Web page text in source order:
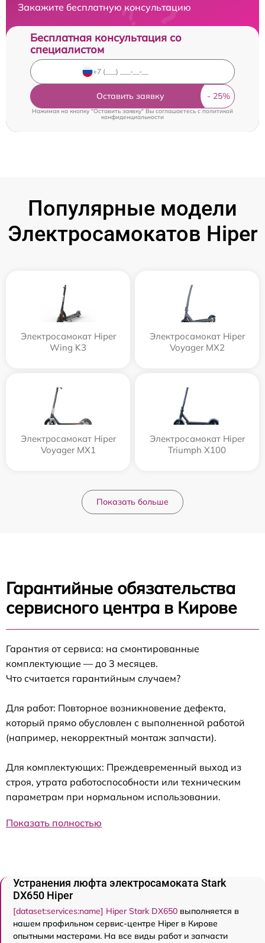
Закажите бесплатную консультацию
Бесплатная консультация со
специалистом
Оставить заявку
Нажимая на кнопку "Оставить заявку" Вы соглашаетесь cполитикой
конфиденциальности
Популярные модели
Электросамокатов Hiper
Электросамокат Hiper
Wing K3
Электросамокат Hiper
Voyager MX2
Электросамокат Hiper
Voyager MX1
Электросамокат Hiper
Triumph X100
Показать больше
Гарантийные обязательства
сервисного центра в Кирове
Гарантия от сервиса: на смонтированные
комплектующие — до 3 месяцев.
Что считается гарантийным случаем?
Для работ: Повторное возникновение дефекта,
который прямо обусловлен с выполненной работой
(например, некорректный монтаж запчасти).
Для комплектующих: Преждевременный выход из
строя, утрата работоспособности или техническим
параметрам при нормальном использовании.
Показать полностью
Устранения люфта электросамоката Stark
DX650 Hiper
[dataset:services:name] Hiper Stark DX650 выполняется в
нашем профильном сервис-центре Hiper в Кирове
опытными мастерами. На все виды работ и запчасти